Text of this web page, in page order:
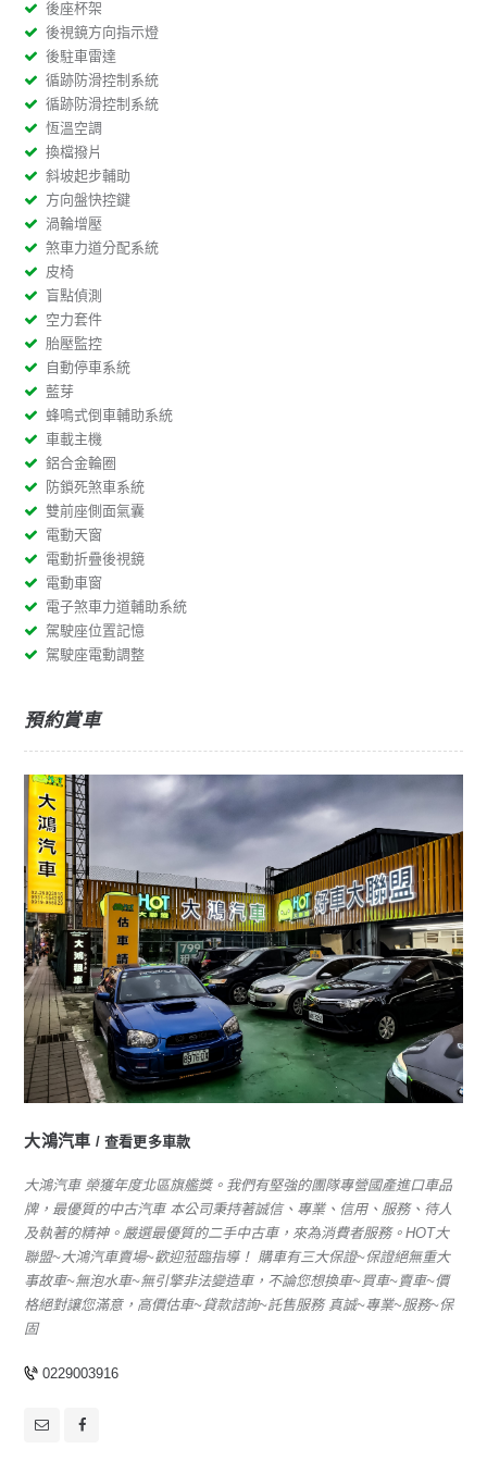
後座杯架
後視鏡方向指示燈
後駐車雷達
循跡防滑控制系統
循跡防滑控制系統
恆溫空調
換檔撥片
斜坡起步輔助
方向盤快控鍵
渦輪增壓
煞車力道分配系統
皮椅
盲點偵測
空力套件
胎壓監控
自動停車系統
藍芽
蜂鳴式倒車輔助系統
車載主機
鋁合金輪圈
防鎖死煞車系統
雙前座側面氣囊
電動天窗
電動折疊後視鏡
電動車窗
電子煞車力道輔助系統
駕駛座位置記憶
駕駛座電動調整
預約賞車
大鴻汽車 查看更多車款
大鴻汽車 榮獲年度北區旗艦獎。我們有堅強的團隊專營國產進口車品
牌，最優質的中古汽車 本公司秉持著誠信、專業、信用、服務、待人
及執著的精神。嚴選最優質的二手中古車，來為消費者服務。HOT大
聯盟~大鴻汽車賣場~歡迎蒞臨指導！ 購車有三大保證~保證絕無重大
事故車~無泡水車~無引擎非法變造車，不論您想換車~買車~賣車~價
格絕對讓您滿意，高價估車~貸款諮詢~託售服務 真誠~專業~服務~保
固
0229003916